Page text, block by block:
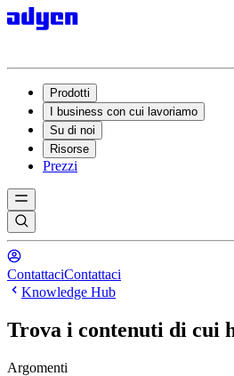
Prodotti
I business con cui lavoriamo
Su di noi
Risorse
Prezzi
ContattaciContattaci
Knowledge Hub
Trova i contenuti di cui
Argomenti